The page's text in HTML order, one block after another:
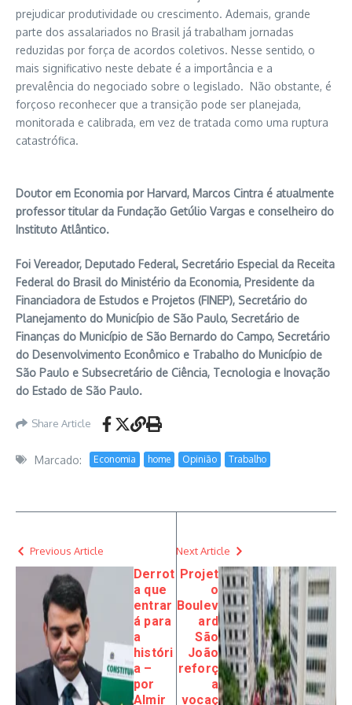
prejudicar produtividade ou crescimento. Ademais, grande
parte dos assalariados no Brasil já trabalham jornadas
reduzidas por força de acordos coletivos. Nesse sentido, o
mais significativo neste debate é a importância e a
prevalência do negociado sobre o legislado. Não obstante, é
forçoso reconhecer que a transição pode ser planejada,
monitorada e calibrada, em vez de tratada como uma ruptura
catastrófica.
Doutor em Economia por Harvard, Marcos Cintra é atualmente
professor titular da Fundação Getúlio Vargas e conselheiro do
Instituto Atlântico.
Foi Vereador, Deputado Federal, Secretário Especial da Receita
Federal do Brasil do Ministério da Economia, Presidente da
Financiadora de Estudos e Projetos (FINEP), Secretário do
Planejamento do Município de São Paulo, Secretário de
Finanças do Município de São Bernardo do Campo, Secretário
do Desenvolvimento Econômico e Trabalho do Município de
São Paulo e Subsecretário de Ciência, Tecnologia e Inovação
do Estado de São Paulo.
Share Article
Marcado: Economia home Opinião Trabalho
Previous Article
Derrot
a que
entrar
á para
a
históri
a –
por
Almir
Next Article
Projet
o
Boulev
ard
São
João
reforç
a
vocaç